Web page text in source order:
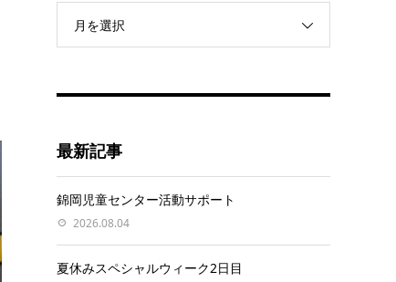
月を選択
最新記事
錦岡児童センター活動サポート
2026.08.04
夏休みスペシャルウィーク2日目